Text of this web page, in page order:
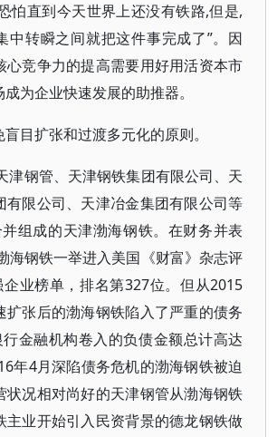
怕直到今天世界上还没有铁路,但是,
中转瞬之间就把这件事完成了”。因
心竞争力的提高需要用好用活资本市
为企业快速发展的助推器。
目扩张和过渡多元化的原则。
津钢管、天津钢铁集团有限公司、天
有限公司、天津冶金集团有限公司等
组成的天津渤海钢铁。在财务并表
海钢铁一举进入美国《财富》杂志评
业榜单，排名第327位。但从2015
扩张后的渤海钢铁陷入了严重的债务
金融机构卷入的负债金额总计高达
年4月深陷债务危机的渤海钢铁被迫
状况相对尚好的天津钢管从渤海钢铁
主业开始引入民资背景的德龙钢铁做